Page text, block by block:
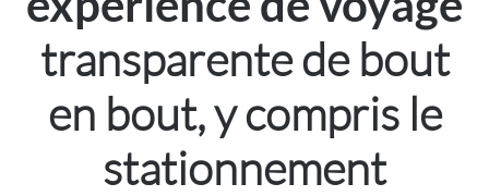
transparente de bout
en bout, y compris le
stationnement